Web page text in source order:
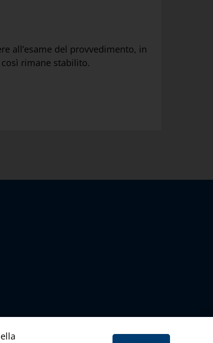
all’esame del provvedimento, in
rimane stabilito.